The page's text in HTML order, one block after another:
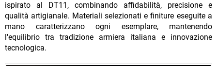
ispirato al DT11, combinando affidabilità, precisione e
qualità artigianale. Materiali selezionati e finiture eseguite a
mano caratterizzano ogni esemplare, mantenendo
l'equilibrio tra tradizione armiera italiana e innovazione
tecnologica.